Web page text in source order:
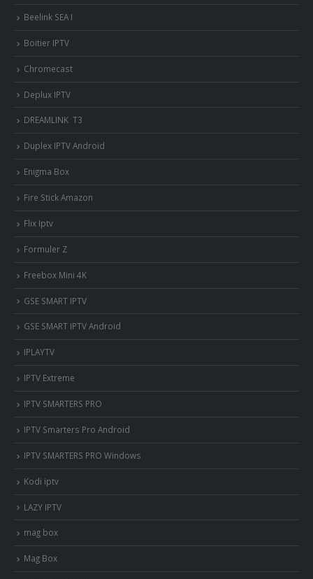
Beelink SEA I
Boitier IPTV
Chromecast
Deplux IPTV
DREAMLINK T3
Duplex IPTV Android
Enigma Box
Fire Stick Amazon
Flix Iptv
Formuler Z
Freebox Mini 4K
‎GSE SMART IPTV
GSE SMART IPTV Android
IPLAYTV
IPTV Extreme
IPTV SMARTERS PRO
IPTV Smarters Pro Android
IPTV SMARTERS PRO Windows
Kodi iptv
LAZY IPTV
mag box
Mag Box